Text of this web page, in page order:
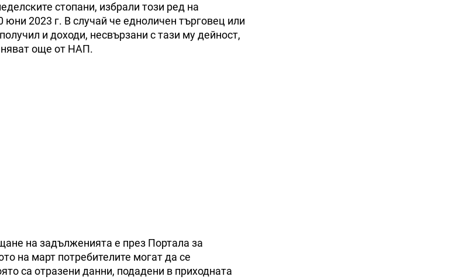
стопани, избрали този ред на
2023 г. В случай че едноличен търговец или
и доходи, несвързани с тази му дейност,
още от НАП.
на задълженията е през Портала за
на март потребителите могат да се
са отразени данни, подадени в приходната